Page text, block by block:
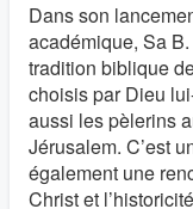
Dans son
académique, Sa
tradition biblique
choisis par Dieu
aussi les pèlerins
Jérusalem. C’est
également une
Christ et